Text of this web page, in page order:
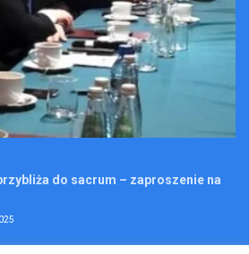
do sacrum – zaproszenie na